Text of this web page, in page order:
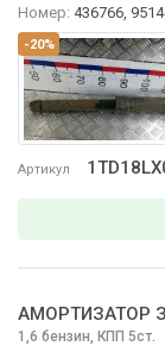
-20%
Артикул
Номер: 436766,
АМОРТИЗАТОР
1,6 бензин, КПП 5ст.